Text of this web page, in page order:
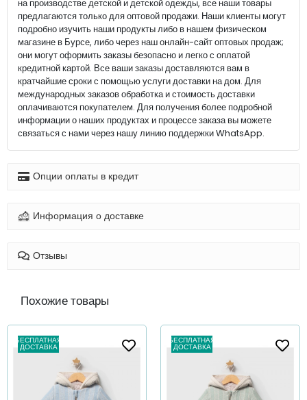
на производстве детской и детской одежды, все наши товары
предлагаются только для оптовой продажи. Наши клиенты могут
подробно изучить наши продукты либо в нашем физическом
магазине в Бурсе, либо через наш онлайн-сайт оптовых продаж;
они могут оформить заказы безопасно и легко с оплатой
кредитной картой. Все ваши заказы доставляются вам в
кратчайшие сроки с помощью услуги доставки на дом. Для
международных заказов обработка и стоимость доставки
оплачиваются покупателем. Для получения более подробной
информации о наших продуктах и процессе заказа вы можете
связаться с нами через нашу линию поддержки WhatsApp.
Опции оплаты в кредит
Информация о доставке
Отзывы
Похожие товары
БЕСПЛАТНАЯ
ДОСТАВКА
БЕСПЛАТНАЯ
ДОСТАВКА